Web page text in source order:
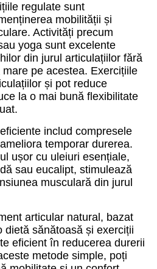
regulate sunt
mobilității și
Activități precum
yoga sunt excelente
din jurul articulațiilor fără
pe acestea. Exercițiile
și pot reduce
la o mai bună flexibilitate
includ compresele
temporar durerea.
ușor cu uleiuri esențiale,
sau eucalipt, stimulează
musculară din jurul
articular natural, bazat
dietă sănătoasă și exerciții
eficient în reducerea durerii
metode simple, poți